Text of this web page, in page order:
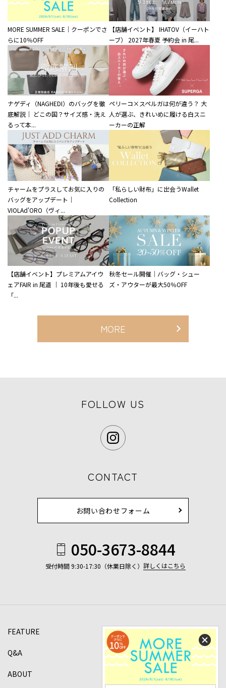
MORE SUMMER SALE｜クーポンでさ
らに10％OFF
【店舗イベント】 IHATOV（イーハト
ーブ） 2027年春夏 予約会 in 尾...
ナゲディ（NAGHEDI）のバッグを徹
底解説｜ どこの国？サイズ感・洗え
るって本...
ペリーコ×スペルガは何が違う？ 大
人が選ぶ、きれいめに履ける白スニ
ーカーの正解
チャームをプラスしてお気に入りの
バッグをアップデート｜
VIOLAd'ORO（ヴィ...
「私らしい財布」に出会うWallet
Collection
【店舗イベント】プレミアムアイウ
ェアFAIR in 尾道 ｜ 10年後も愛せる
「...
秋冬セール開催｜バッグ・シュー
ズ・アウターが最大50％OFF
MORE
FOLLOW US
CONTACT
お問い合わせフォーム
050-3673-8844
受付時間 9:30-17:30（休業日除く） 詳しくはこちら
FEATURE
Q&A
ABOUT